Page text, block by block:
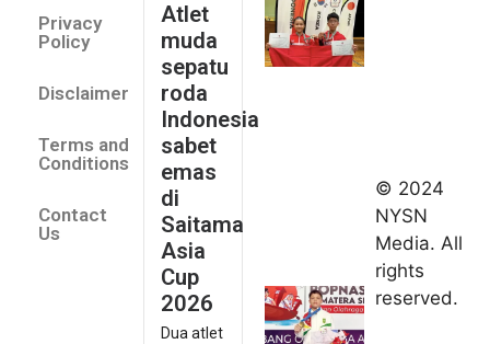
Privacy
Policy
Disclaimer
Terms and
Conditions
Contact
Us
Atlet
muda
sepatu
roda
Indonesia
sabet
emas
di
Saitama
Asia
Cup
2026
Dua atlet
2026
Indonesia
kirim tiga
lifter
muda ke
Kejuaraan
© 2024
NYSN
Media. All
rights
reserved.